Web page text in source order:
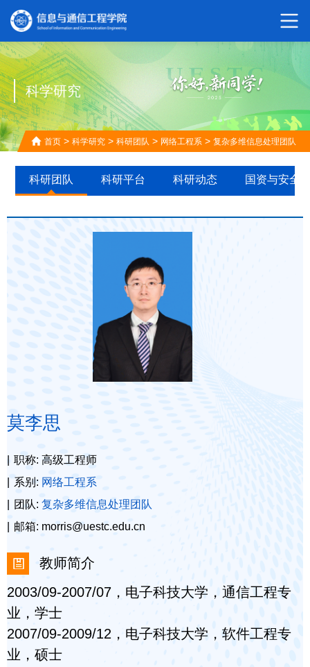
科学研究
首页 > 科学研究 > 科研团队 > 网络工程系 > 复杂多维信息处理团队
科研团队 科研平台 科研动态 国资与安全
莫李思
职称: 高级工程师
系别: 网络工程系
团队: 复杂多维信息处理团队
邮箱: morris@uestc.edu.cn
教师简介
2003/09-2007/07，电子科技大学，通信工程专
业，学士
2007/09-2009/12，电子科技大学，软件工程专
业，硕士